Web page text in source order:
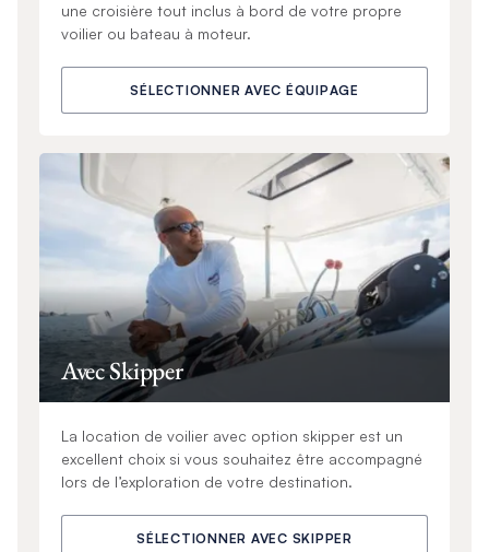
une croisière tout inclus à bord de votre propre
voilier ou bateau à moteur.
SÉLECTIONNER AVEC ÉQUIPAGE
Avec Skipper
La location de voilier avec option skipper est un
excellent choix si vous souhaitez être accompagné
lors de l’exploration de votre destination.
SÉLECTIONNER AVEC SKIPPER